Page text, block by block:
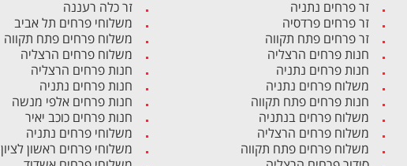
זר פרחים נתניה
זר פרחים פרדסיה
זר פרחים פתח תקווה
חנות פרחים הרצליה
חנות פרחים נתניה
משלוח פרחים נתניה
חנות פרחים פתח תקווה
משלוח פרחים בנתניה
משלוח פרחים הרצליה
משלוח פרחים פתח תקווה
זר כלה רעננה
משלוחי פרחים תל אביב
משלוח פרחים פתח תקווה
משלוח פרחים הרצליה
חנות פרחים הרצליה
חנות פרחים נתניה
חנות פרחים אלפי מנשה
חנות פרחים כוכב יאיר
משלוחי פרחים נתניה
משלוחי פרחים ראשון לציון